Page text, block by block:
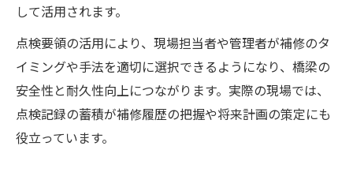
して活用されます。
点検要領の活用により、現場担当者や管理者が補修のタ
イミングや手法を適切に選択できるようになり、橋梁の
安全性と耐久性向上につながります。実際の現場では、
点検記録の蓄積が補修履歴の把握や将来計画の策定にも
役立っています。